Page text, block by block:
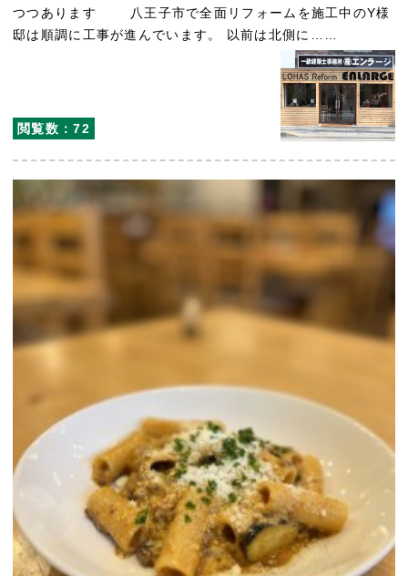
閲覧数：72
つつあります 八王子市で全面リフォームを施工中のY様
邸は順調に工事が進んでいます。 以前は北側に……